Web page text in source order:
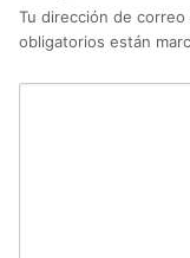
Tu dirección de
obligatorios están